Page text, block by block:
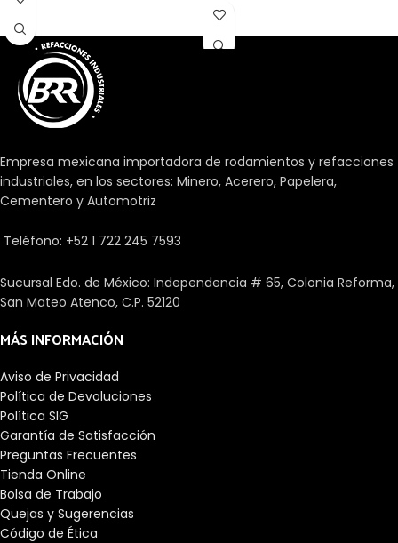
camino de rodadura de una
corona de agujas, pero se
requiere una disposición de
rodamientos muy compacta y
económica.
Empresa mexicana importadora de rodamientos y refacciones
industriales, en los sectores: Minero, Acerero, Papelera,
Cementero y Automotriz
Teléfono: +52 1 722 245 7593
Sucursal Edo. de México: Independencia # 65, Colonia Reforma,
San Mateo Atenco, C.P. 52120
MÁS INFORMACIÓN
Aviso de Privacidad
Política de Devoluciones
Política SIG
Garantía de Satisfacción
Preguntas Frecuentes
Tienda Online
Bolsa de Trabajo
Quejas y Sugerencias
Código de Ética